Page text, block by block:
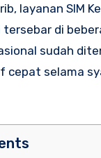
layanan SIM
di
sudah
cepat selama